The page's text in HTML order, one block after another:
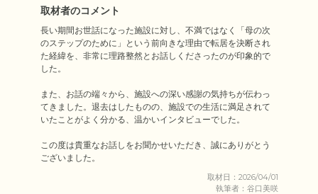
取材者のコメント
長い期間お世話になった施設に対し、不満ではなく「母の次
のステップのために」という前向きな理由で転居を決断され
た経緯を、非常に理路整然とお話しくださったのが印象的で
した。
また、お話の端々から、施設への深い感謝の気持ちが伝わっ
てきました。退去はしたものの、施設での生活に満足されて
いたことがよく分かる、温かいインタビューでした。
この度は貴重なお話しをお聞かせいただき、誠にありがとう
ございました。
取材日：2026/04/01
執筆者：谷口美咲